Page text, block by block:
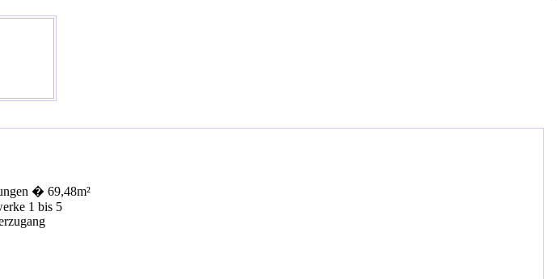
� 69,48m²
1 bis 5